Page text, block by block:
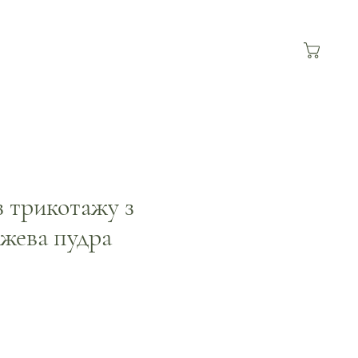
трикотажу з
пудра